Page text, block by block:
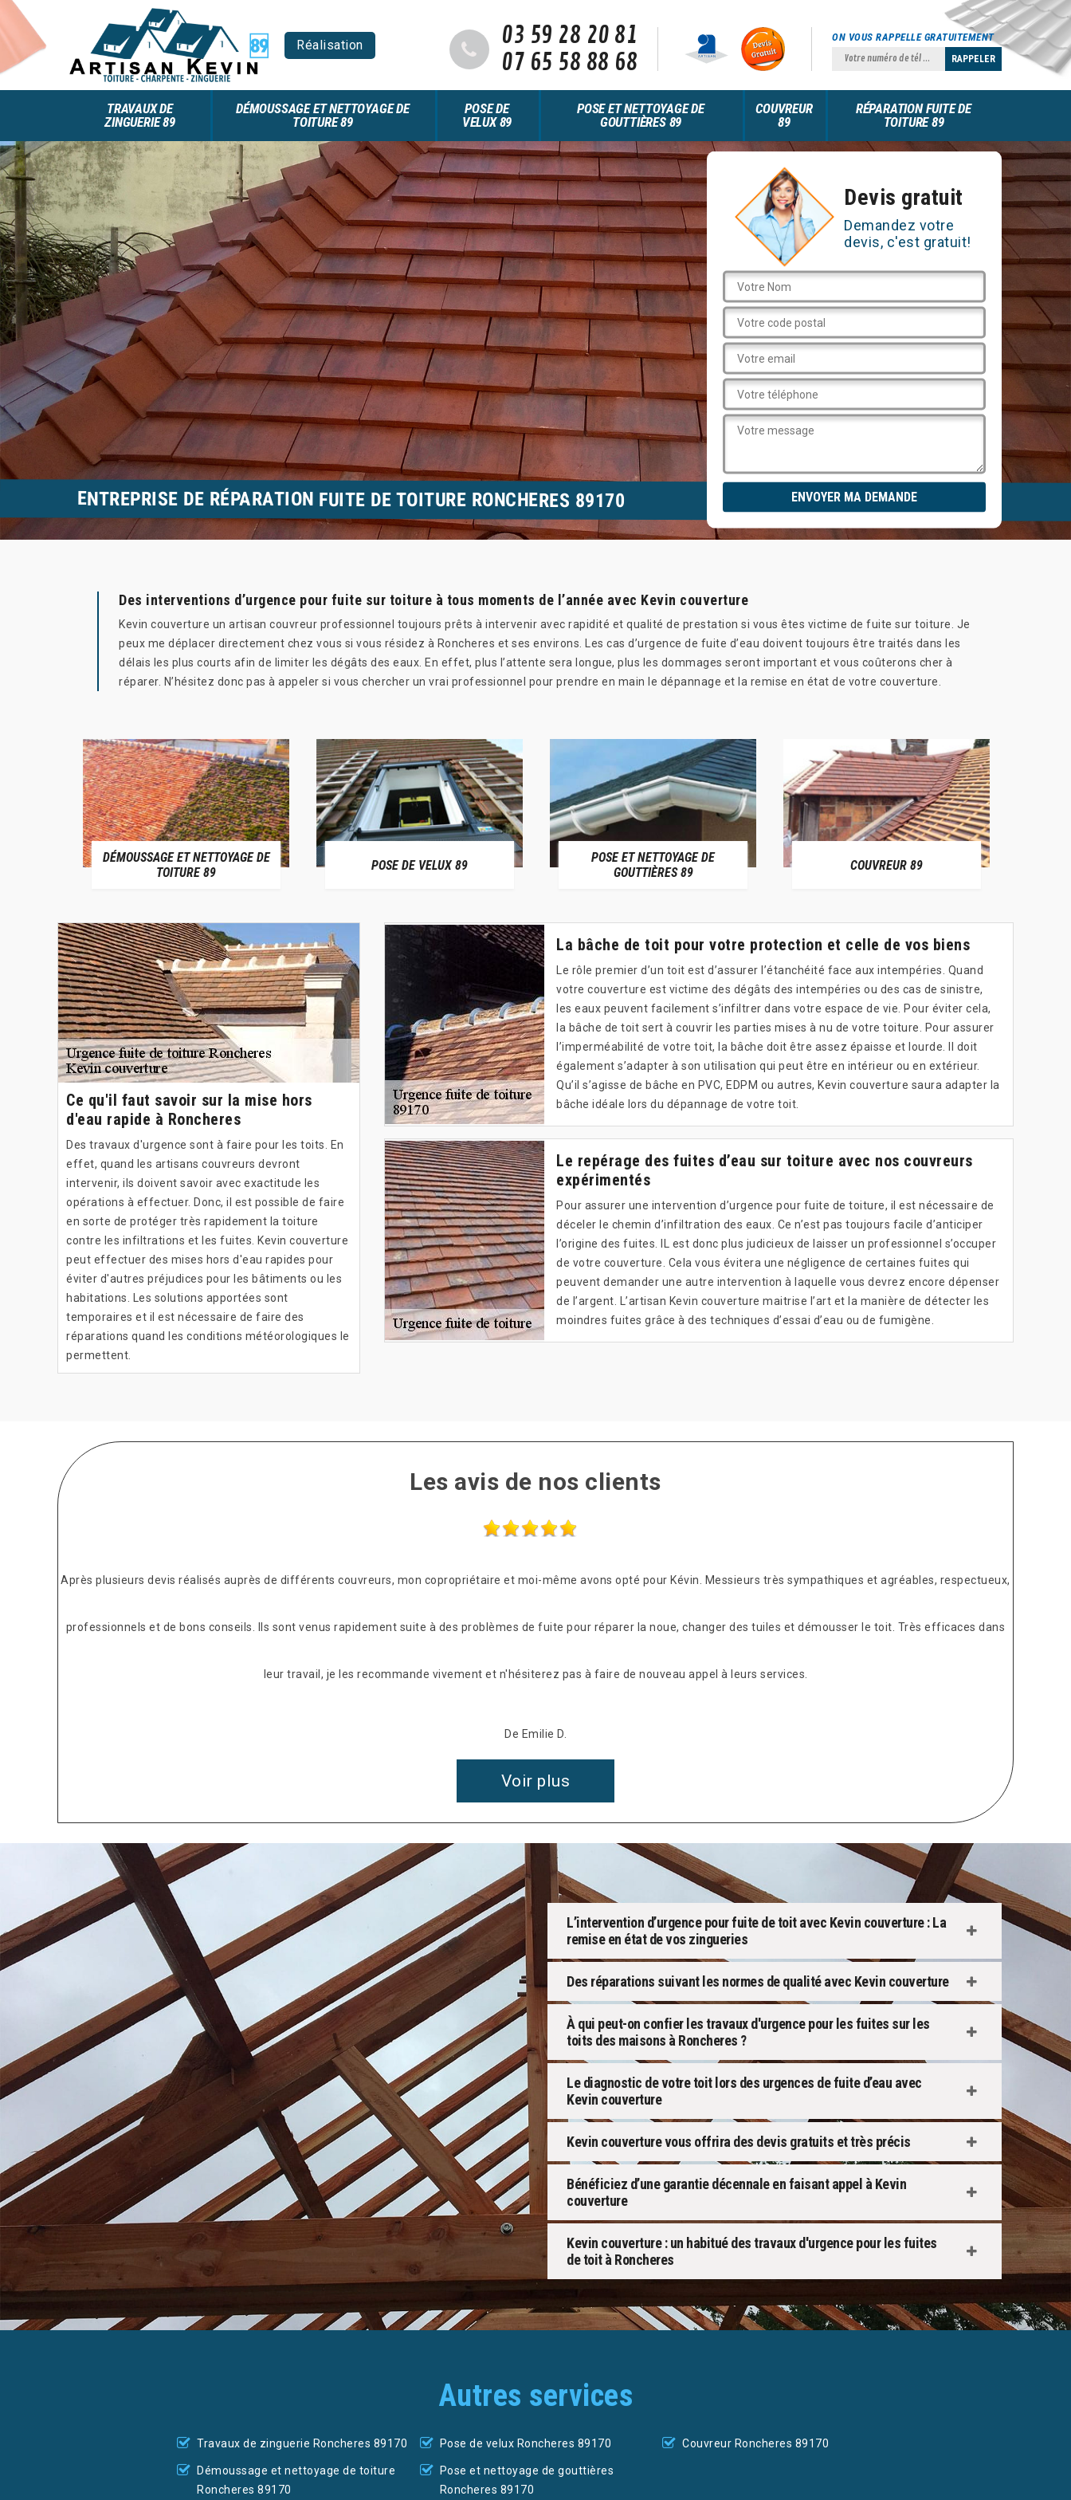
Réalisation
03 59 28 20 81
07 65 58 88 68
ON VOUS RAPPELLE GRATUITEMENT
TRAVAUX DE
ZINGUERIE 89
DÉMOUSSAGE ET NETTOYAGE DE
TOITURE 89
POSE DE
VELUX 89
POSE ET NETTOYAGE DE
GOUTTIÈRES 89
COUVREUR
89
RÉPARATION FUITE DE
TOITURE 89
Devis gratuit
Demandez votre
devis, c'est gratuit!
ENTREPRISE DE RÉPARATION FUITE DE TOITURE RONCHERES 89170
Des interventions d’urgence pour fuite sur toiture à tous moments de l’année avec Kevin couverture
Kevin couverture un artisan couvreur professionnel toujours prêts à intervenir avec rapidité et qualité de prestation si vous êtes victime de fuite sur toiture. Je
peux me déplacer directement chez vous si vous résidez à Roncheres et ses environs. Les cas d’urgence de fuite d’eau doivent toujours être traités dans les
délais les plus courts afin de limiter les dégâts des eaux. En effet, plus l’attente sera longue, plus les dommages seront important et vous coûterons cher à
réparer. N’hésitez donc pas à appeler si vous chercher un vrai professionnel pour prendre en main le dépannage et la remise en état de votre couverture.
DÉMOUSSAGE ET NETTOYAGE DE
TOITURE 89
POSE DE VELUX 89
POSE ET NETTOYAGE DE
GOUTTIÈRES 89
COUVREUR 89
Ce qu'il faut savoir sur la mise hors
d'eau rapide à Roncheres
Des travaux d'urgence sont à faire pour les toits. En
effet, quand les artisans couvreurs devront
intervenir, ils doivent savoir avec exactitude les
opérations à effectuer. Donc, il est possible de faire
en sorte de protéger très rapidement la toiture
contre les infiltrations et les fuites. Kevin couverture
peut effectuer des mises hors d'eau rapides pour
éviter d'autres préjudices pour les bâtiments ou les
habitations. Les solutions apportées sont
temporaires et il est nécessaire de faire des
réparations quand les conditions météorologiques le
permettent.
La bâche de toit pour votre protection et celle de vos biens
Le rôle premier d’un toit est d’assurer l’étanchéité face aux intempéries. Quand
votre couverture est victime des dégâts des intempéries ou des cas de sinistre,
les eaux peuvent facilement s’infiltrer dans votre espace de vie. Pour éviter cela,
la bâche de toit sert à couvrir les parties mises à nu de votre toiture. Pour assurer
l’imperméabilité de votre toit, la bâche doit être assez épaisse et lourde. Il doit
également s’adapter à son utilisation qui peut être en intérieur ou en extérieur.
Qu’il s’agisse de bâche en PVC, EDPM ou autres, Kevin couverture saura adapter la
bâche idéale lors du dépannage de votre toit.
Le repérage des fuites d’eau sur toiture avec nos couvreurs
expérimentés
Pour assurer une intervention d’urgence pour fuite de toiture, il est nécessaire de
déceler le chemin d’infiltration des eaux. Ce n’est pas toujours facile d’anticiper
l’origine des fuites. IL est donc plus judicieux de laisser un professionnel s’occuper
de votre couverture. Cela vous évitera une négligence de certaines fuites qui
peuvent demander une autre intervention à laquelle vous devrez encore dépenser
de l’argent. L’artisan Kevin couverture maitrise l’art et la manière de détecter les
moindres fuites grâce à des techniques d’essai d’eau ou de fumigène.
Les avis de nos clients
Après plusieurs devis réalisés auprès de différents couvreurs, mon copropriétaire et moi-même avons opté pour Kévin. Messieurs très sympathiques et agréables, respectueux,
professionnels et de bons conseils. Ils sont venus rapidement suite à des problèmes de fuite pour réparer la noue, changer des tuiles et démousser le toit. Très efficaces dans
leur travail, je les recommande vivement et n'hésiterez pas à faire de nouveau appel à leurs services.
De Emilie D.
Voir plus
L’intervention d’urgence pour fuite de toit avec Kevin couverture : La
remise en état de vos zingueries
Des réparations suivant les normes de qualité avec Kevin couverture
À qui peut-on confier les travaux d'urgence pour les fuites sur les
toits des maisons à Roncheres ?
Le diagnostic de votre toit lors des urgences de fuite d’eau avec
Kevin couverture
Kevin couverture vous offrira des devis gratuits et très précis
Bénéficiez d’une garantie décennale en faisant appel à Kevin
couverture
Kevin couverture : un habitué des travaux d'urgence pour les fuites
de toit à Roncheres
Autres services
Travaux de zinguerie Roncheres 89170
Démoussage et nettoyage de toiture
Roncheres 89170
Pose de velux Roncheres 89170
Pose et nettoyage de gouttières
Roncheres 89170
Couvreur Roncheres 89170